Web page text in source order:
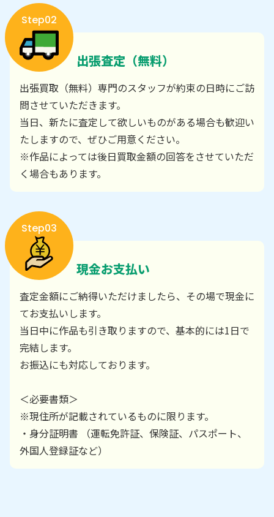
Step02
出張査定（無料）
出張買取（無料）専門のスタッフが約束の日時にご訪
問させていただきます。
当日、新たに査定して欲しいものがある場合も歓迎い
たしますので、ぜひご用意ください。
※作品によっては後日買取金額の回答をさせていただ
く場合もあります。
Step03
現金お支払い
査定金額にご納得いただけましたら、その場で現金に
てお支払いします。
当日中に作品も引き取りますので、基本的には1日で
完結します。
お振込にも対応しております。
＜必要書類＞
※現住所が記載されているものに限ります。
・身分証明書 （運転免許証、保険証、パスポート、
外国人登録証など）